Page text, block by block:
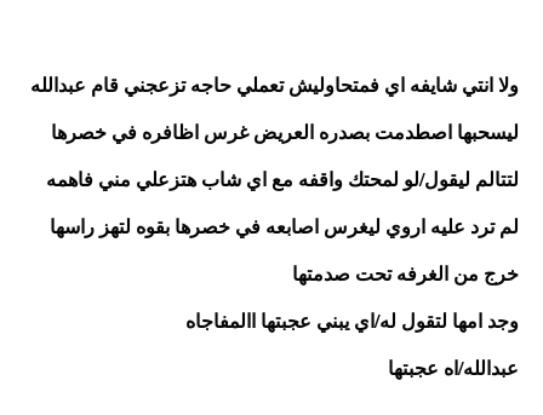
لتتالم ليقول/لو لمحتك واقفه مع اي شاب هتزعلي مني فاهمه
لم ترد عليه اروي ليغرس اصابعه في خصرها بقوه لتهز راسها
خرج من الغرفه تحت صدمتها
وجد امها لتقول له/اي يبني عجبتها االمفاجاه
عبدالله/اه عجبتها